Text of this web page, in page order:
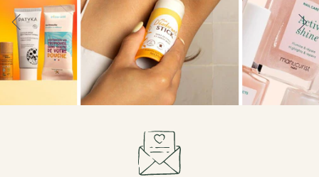
contre vos problèmes de vieillissement cutané et perte de
fermeté.
Des cosmétiques Mossa bio : un choix
plus respectueux de l'environnement
En choisissant un soin pour le visage 100% bio de chez
respect de l'environnement avec des produits sécuritaires
de l'environnement. Les solutions visages naturelles sont
donc une alternative pur et juste pour prendre soin de